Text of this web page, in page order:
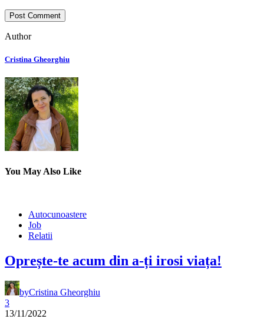
Author
Cristina Gheorghiu
You May Also Like
Autocunoastere
Job
Relatii
Oprește-te acum din a-ți irosi viața!
byCristina Gheorghiu
3
13/11/2022